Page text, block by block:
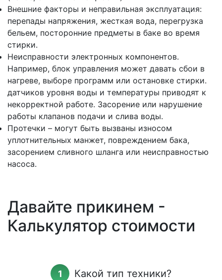
Внешние факторы и неправильная эксплуатация:
перепады напряжения, жесткая вода, перегрузка
бельем, посторонние предметы в баке во время
стирки.
Неисправности электронных компонентов.
Например, блок управления может давать сбои в
нагреве, выборе программ или остановке стирки.
датчиков уровня воды и температуры приводят к
некорректной работе. Засорение или нарушение
работы клапанов подачи и слива воды.
Протечки – могут быть вызваны износом
уплотнительных манжет, повреждением бака,
засорением сливного шланга или неисправностью
насоса.
Давайте прикинем -
Калькулятор стоимости
Какой тип техники?